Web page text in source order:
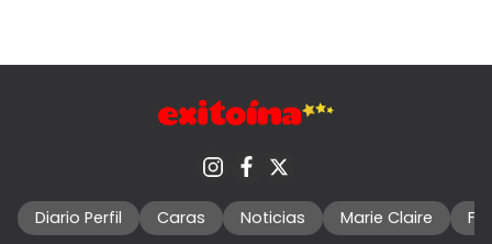
Diario Perfil Caras Noticias Marie Claire